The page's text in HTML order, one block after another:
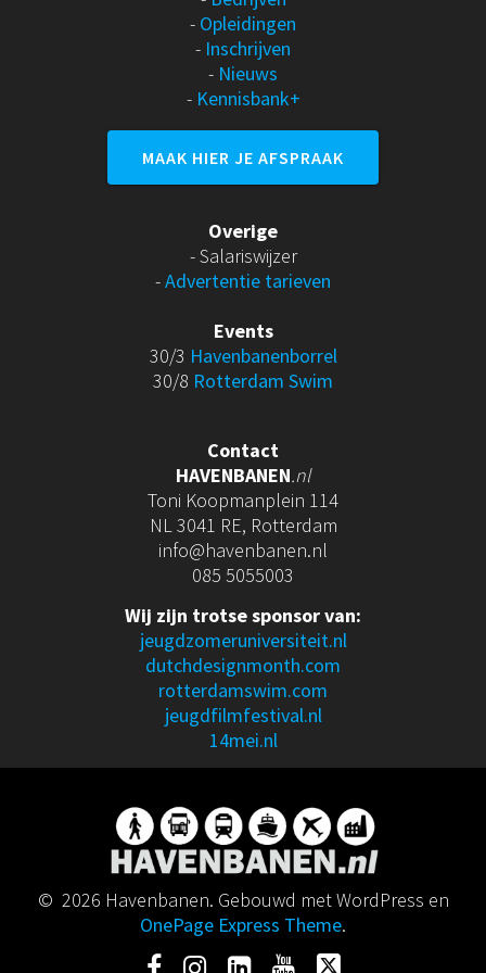
- Opleidingen
- Inschrijven
- Nieuws
- Kennisbank+
MAAK HIER JE AFSPRAAK
Overige
- Salariswijzer
-Advertentie tarieven
Events
30/3 Havenbanenborrel
30/8 Rotterdam Swim
Contact
HAVENBANEN.nl
Toni Koopmanplein 114
NL 3041 RE, Rotterdam
info@havenbanen.nl
085 5055003
Wij zijn trotse sponsor van:
jeugdzomeruniversiteit.nl
dutchdesignmonth.com
rotterdamswim.com
jeugdfilmfestival.nl
14mei.nl
© 2026 Havenbanen. Gebouwd met WordPress en
OnePage Express Theme.